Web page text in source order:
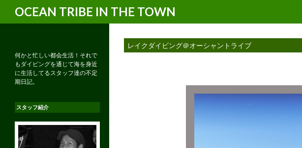
OCEAN TRIBE IN THE TOWN
レイクダイビング＠オーシャントライブ
何かと忙しい都会生活！それで
もダイビングを通じて海を身近
に生活してるスタッフ達の不定
期日記。
スタッフ紹介